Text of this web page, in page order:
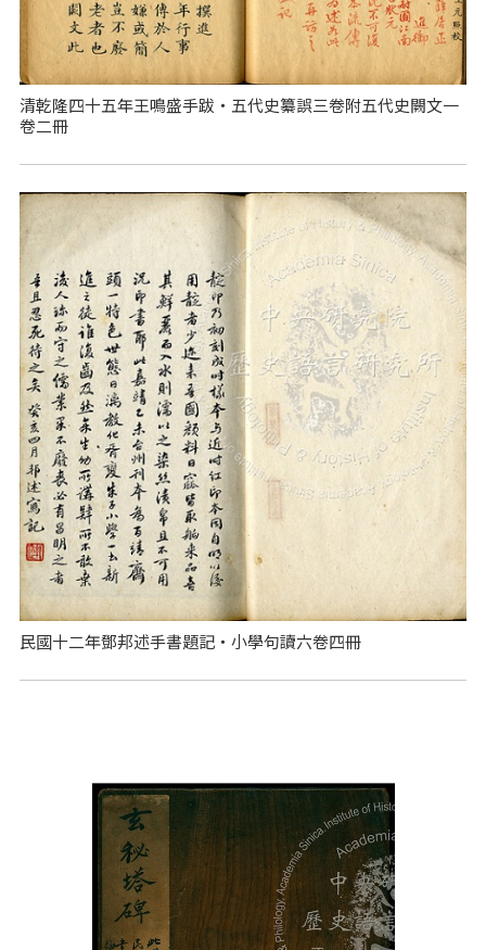
清乾隆四十五年王鳴盛手跋‧五代史纂誤三卷附五代史闕文一
卷二冊
民國十二年鄧邦述手書題記‧小學句讀六卷四冊